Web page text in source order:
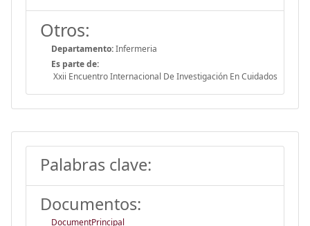
Otros:
Departamento:Infermeria
Es parte de:
Xxii Encuentro Internacional De Investigación En Cuidados
Palabras clave:
Documentos:
DocumentPrincipal